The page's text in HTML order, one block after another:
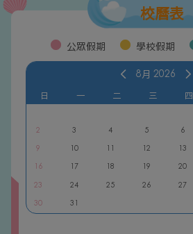
校曆表
公眾假期 學校假期
8月 2026
日 一 二 三 四
2
3 4 5 6
9
10 11 12 13
16
17 18 19 20
23
24 25 26 27
30
31